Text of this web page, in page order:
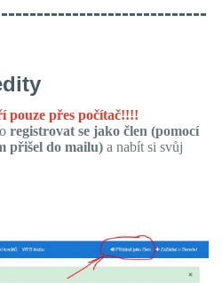
pouze přes počítač!!!!
registrovat se jako člen (pomocí
přišel do mailu) a nabít si svůj